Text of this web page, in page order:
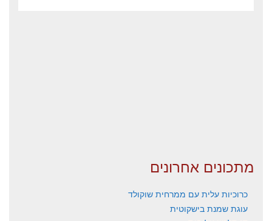
מתכונים אחרונים
כרוכיות עלית עם ממרחית שוקולד
עוגת שמנת בישקוטית